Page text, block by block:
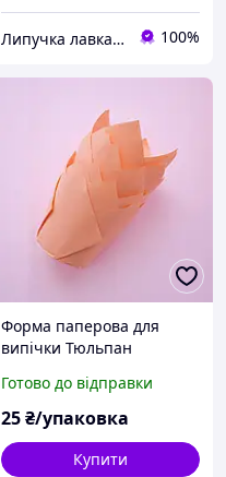
Липучка лавка кондитера 100%
Форма паперова для
випічки Тюльпан
10 шт
Готово до відправки
25₴/упаковка
Купити